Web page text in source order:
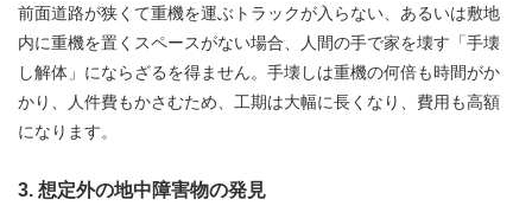
前面道路が狭くて重機を運ぶトラックが入らない、あるいは敷地
内に重機を置くスペースがない場合、人間の手で家を壊す「手壊
し解体」にならざるを得ません。手壊しは重機の何倍も時間がか
かり、人件費もかさむため、工期は大幅に長くなり、費用も高額
になります。
3. 想定外の地中障害物の発見